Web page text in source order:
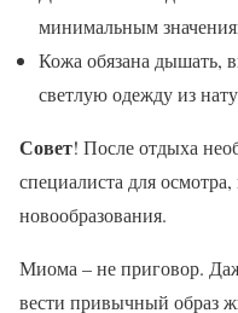
минимальным
Кожа обязана дышать,
светлую одежду из
Совет! После отдыха
специалиста для
новообразования.
Миома – не приговор.
вести привычный образ